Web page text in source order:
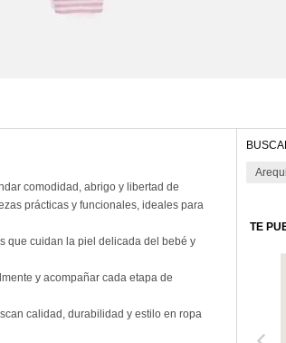
comodidad, abrigo y libertad de
prácticas y funcionales, ideales para
que cuidan la piel delicada del bebé y
y acompañar cada etapa de
calidad, durabilidad y estilo en ropa
TE